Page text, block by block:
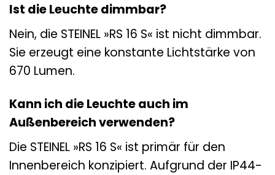
Ist die Leuchte dimmbar?
Nein, die STEINEL »RS 16 S« ist nicht dimmbar.
Sie erzeugt eine konstante Lichtstärke von
670 Lumen.
Kann ich die Leuchte auch im
Außenbereich verwenden?
Die STEINEL »RS 16 S« ist primär für den
Innenbereich konzipiert. Aufgrund der IP44-